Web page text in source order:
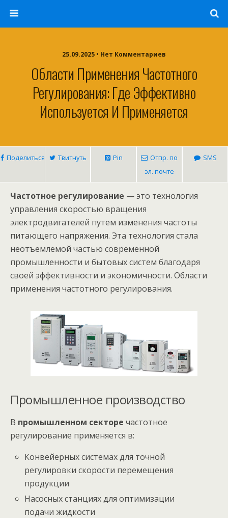
25.09.2025 • Нет Комментариев
Области Применения Частотного
Регулирования: Где Эффективно
Используется И Применяется
Поделиться Твитнуть Pin
Отпр. по
эл. почте
SMS
Частотное регулирование — это технология
управления скоростью вращения
электродвигателей путем изменения частоты
питающего напряжения. Эта технология стала
неотъемлемой частью современной
промышленности и бытовых систем благодаря
своей эффективности и экономичности. Области
применения частотного регулирования.
Промышленное производство
В промышленном секторе частотное
регулирование применяется в:
Конвейерных системах для точной
регулировки скорости перемещения
продукции
Насосных станциях для оптимизации
подачи жидкости